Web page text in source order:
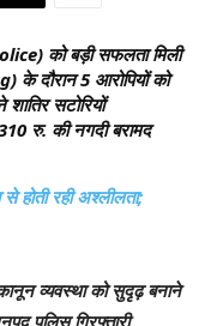
को बड़ी सफलता मिली
के दौरान 5 आरोपियों को
सटोरियों
रु. की नगदी बरामद
होती रही अश्लीलता;
व्यवस्था को सुदृढ़ बनाने